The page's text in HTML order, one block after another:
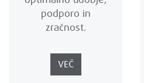
podporo in
zračnost.
VEČ